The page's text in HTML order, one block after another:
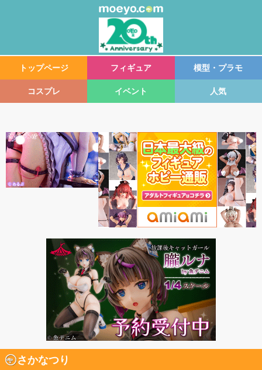
トップページ フィギュア 模型・プラモ
コスプレ イベント 人気
さかなつり